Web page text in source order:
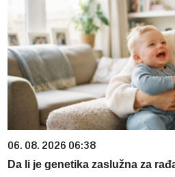
06. 08. 2026 06:38
Da li je genetika zaslužna za